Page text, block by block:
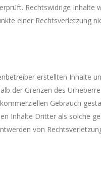
Rechtswidrige Inhalte
einer Rechtsverletzung
erstellten Inhalte
der Grenzen des
Gebrauch
Inhalte Dritter als solche
von